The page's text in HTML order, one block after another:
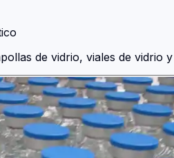
de vidrio, viales de vidrio